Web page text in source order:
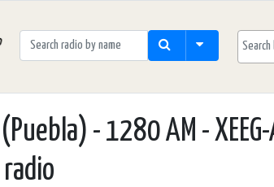
- 1280 AM -
radio